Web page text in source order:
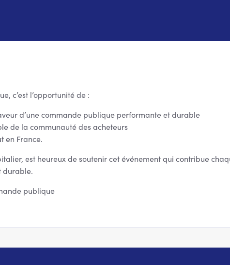
c’est l’opportunité de :
d’une commande publique performante et durable
de la communauté des acheteurs
en France.
est heureux de soutenir cet événement qui contribue
durable.
publique